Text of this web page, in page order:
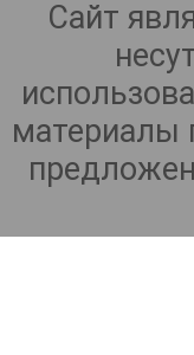
Сайт
материалы